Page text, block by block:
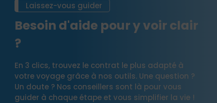
Laissez-vous guider
Besoin d'aide pour y voir clair
?
En 3 clics, trouvez le contrat le plus adapté à
votre voyage grâce à nos outils. Une question ?
Un doute ? Nos conseillers sont là pour vous
guider à chaque étape et vous simplifier la vie !